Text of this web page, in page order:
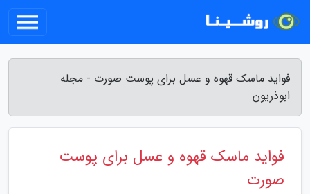
فواید ماسک قهوه و عسل برای پوست صورت - مجله
ابوذریون
فواید ماسک قهوه و عسل برای پوست
صورت